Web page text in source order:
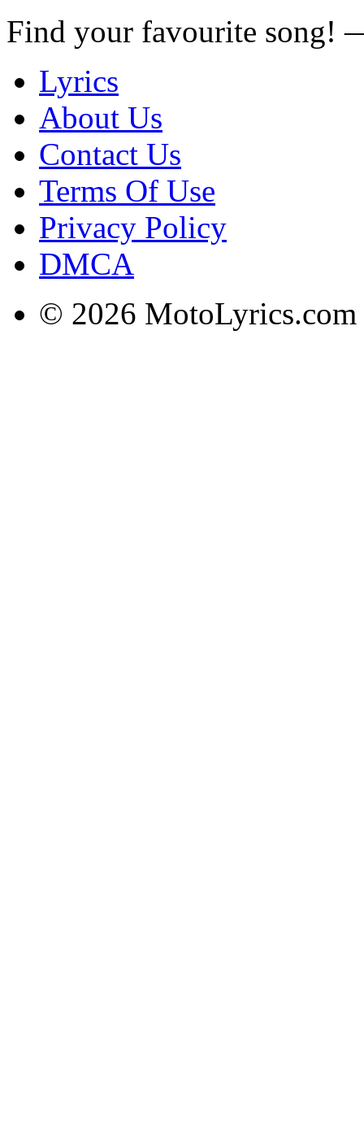
Find your favourite song!
Lyrics
About Us
Contact Us
Terms Of Use
Privacy Policy
DMCA
© 2026 MotoLyrics.com